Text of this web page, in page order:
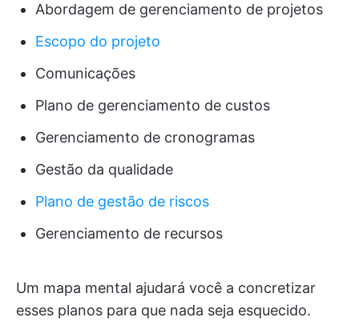
Abordagem de gerenciamento de projetos
Escopo do projeto
Comunicações
Plano de gerenciamento de custos
Gerenciamento de cronogramas
Gestão da qualidade
Plano de gestão de riscos
Gerenciamento de recursos
Um mapa mental ajudará você a concretizar
esses planos para que nada seja esquecido.